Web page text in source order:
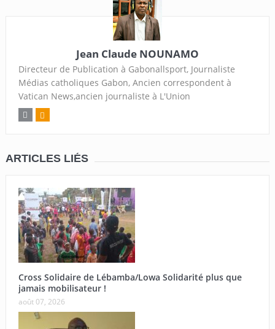
Jean Claude NOUNAMO
Directeur de Publication à Gabonallsport, Journaliste
Médias catholiques Gabon, Ancien correspondent à
Vatican News,ancien journaliste à L'Union
ARTICLES LIÉS
Cross Solidaire de Lébamba/Lowa Solidarité plus que
jamais mobilisateur !
août 07, 2026